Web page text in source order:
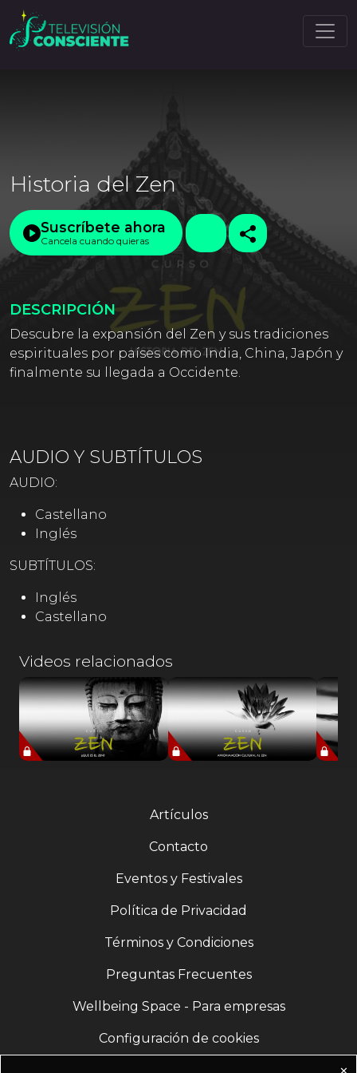
Historia del Zen
Suscríbete ahora
Cancela cuando quieras
DESCRIPCIÓN
Descubre la expansión del Zen y sus tradiciones
espirituales por países como India, China, Japón y
finalmente su llegada a Occidente.
AUDIO Y SUBTÍTULOS
AUDIO:
Castellano
Inglés
SUBTÍTULOS:
Inglés
Castellano
Videos relacionados
Artículos
Contacto
Eventos y Festivales
Política de Privacidad
Términos y Condiciones
Preguntas Frecuentes
Wellbeing Space - Para empresas
Configuración de cookies